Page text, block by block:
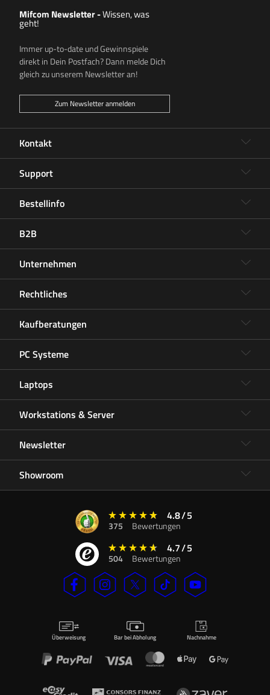
Kontakt
Support
Bestellinfo
B2B
Unternehmen
Rechtliches
Kaufberatungen
PC Systeme
Laptops
Workstations & Server
Newsletter
Showroom
Mifcom Newsletter-Wissen, was
geht!
Immer up-to-date und Gewinnspiele
direkt in Dein Postfach? Dann melde Dich
gleich zu unserem Newsletter an!
Zum Newsletter anmelden
4.8/5
375 Bewertungen
4.7/5
504 Bewertungen
Überweisung Bar bei Abholung Nachnahme